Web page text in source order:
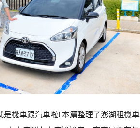
機車跟汽車啦! 本篇整理了澎湖租機車